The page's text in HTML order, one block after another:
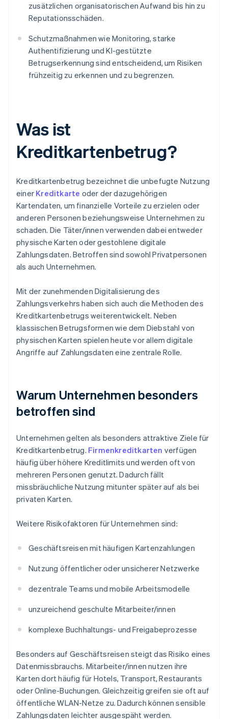
zusätzlichen organisatorischen Aufwand bis hin zu
Reputationsschäden.
Schutzmaßnahmen wie Monitoring, starke
Authentifizierung und KI-gestützte
Betrugserkennung sind entscheidend, um Risiken
frühzeitig zu erkennen und zu begrenzen.
Was ist
Kreditkartenbetrug?
Kreditkartenbetrug bezeichnet die unbefugte Nutzung
einer Kreditkarte oder der dazugehörigen
Kartendaten, um finanzielle Vorteile zu erzielen oder
anderen Personen beziehungsweise Unternehmen zu
schaden. Die Täter/innen verwenden dabei entweder
physische Karten oder gestohlene digitale
Zahlungsdaten. Betroffen sind sowohl Privatpersonen
als auch Unternehmen.
Mit der zunehmenden Digitalisierung des
Zahlungsverkehrs haben sich auch die Methoden des
Kreditkartenbetrugs weiterentwickelt. Neben
klassischen Betrugsformen wie dem Diebstahl von
physischen Karten spielen heute vor allem digitale
Angriffe auf Zahlungsdaten eine zentrale Rolle.
Warum Unternehmen besonders
betroffen sind
Unternehmen gelten als besonders attraktive Ziele für
Kreditkartenbetrug. Firmenkreditkarten verfügen
häufig über höhere Kreditlimits und werden oft von
mehreren Personen genutzt. Dadurch fällt
missbräuchliche Nutzung mitunter später auf als bei
privaten Karten.
Weitere Risikofaktoren für Unternehmen sind:
Geschäftsreisen mit häufigen Kartenzahlungen
Nutzung öffentlicher oder unsicherer Netzwerke
dezentrale Teams und mobile Arbeitsmodelle
unzureichend geschulte Mitarbeiter/innen
komplexe Buchhaltungs- und Freigabeprozesse
Besonders auf Geschäftsreisen steigt das Risiko eines
Datenmissbrauchs. Mitarbeiter/innen nutzen ihre
Karten dort häufig für Hotels, Transport, Restaurants
oder Online-Buchungen. Gleichzeitig greifen sie oft auf
öffentliche WLAN-Netze zu. Dadurch können sensible
Zahlungsdaten leichter ausgespäht werden.